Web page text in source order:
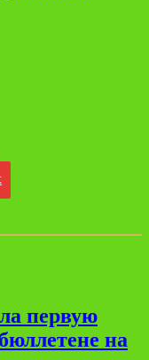
первую
на